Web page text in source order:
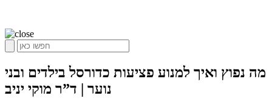
מה נפוץ ואיך למנוע פציעות כדורסל בילדים ובני
נוער | ד”ר מוקי יניב